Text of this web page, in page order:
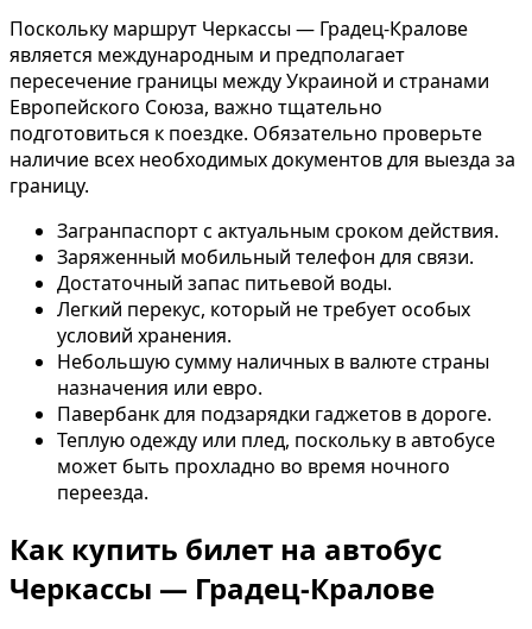
Поскольку маршрут Черкассы — Градец-Кралове
является международным и предполагает
пересечение границы между Украиной и странами
Европейского Союза, важно тщательно
подготовиться к поездке. Обязательно проверьте
наличие всех необходимых документов для выезда за
границу.
Загранпаспорт с актуальным сроком действия.
Заряженный мобильный телефон для связи.
Достаточный запас питьевой воды.
Легкий перекус, который не требует особых
условий хранения.
Небольшую сумму наличных в валюте страны
назначения или евро.
Павербанк для подзарядки гаджетов в дороге.
Теплую одежду или плед, поскольку в автобусе
может быть прохладно во время ночного
переезда.
Как купить билет на автобус
Черкассы — Градец-Кралове